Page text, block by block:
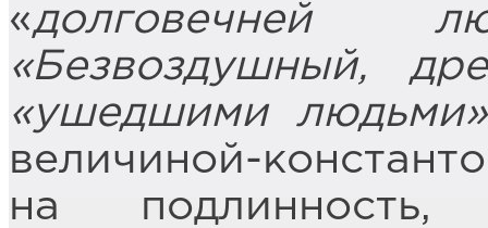
«
«Безвоздушный,
«ушедшими людьми»
величиной-
на